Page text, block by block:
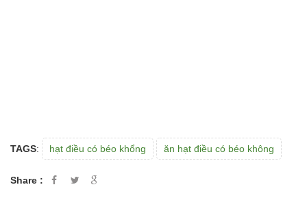
TAGS: hạt điều có béo khổng ăn hạt điều có béo không
Share :